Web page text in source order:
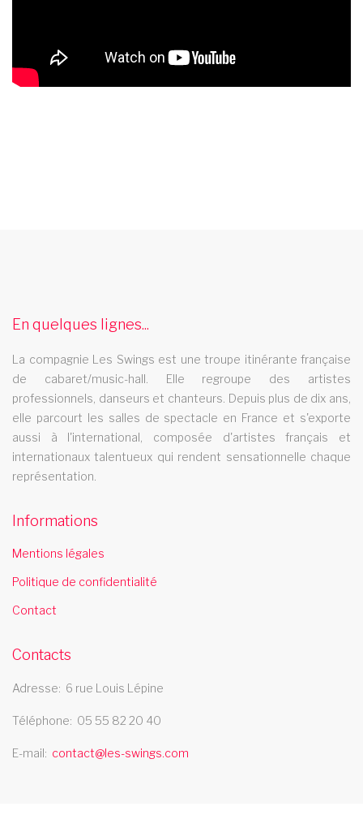
comedie magie danse sportive.
Le spectacle cabaret Les Swings se deplace dans la region
mayotte
cabaret bouches du rhone
Le cabaret Les Swings se deplace dans le departement
bouches du rhone
Le cabaret Les Swings se deplace dans la ville de saint
herblain
Le spectacle music hall Les Swings se deplace dans la region
revue cabaret ile de france
La revue cabaret Les Swings se deplace dans la region ile de
En quelques lignes...
La compagnie Les Swings est une troupe itinérante française
de cabaret/music-hall. Elle regroupe des artistes
professionnels, danseurs et chanteurs. Depuis plus de dix ans,
elle parcourt les salles de spectacle en France et s'exporte
aussi à l'international, composée d'artistes français et
internationaux talentueux qui rendent sensationnelle chaque
représentation.
Informations
Mentions légales
Politique de confidentialité
Contact
Contacts
Adresse 6 rue Louis Lépine
Téléphone 05 55 82 20 40
E-mail contact@les-swings.com